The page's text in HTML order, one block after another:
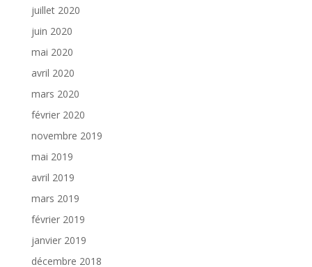
juillet 2020
juin 2020
mai 2020
avril 2020
mars 2020
février 2020
novembre 2019
mai 2019
avril 2019
mars 2019
février 2019
janvier 2019
décembre 2018